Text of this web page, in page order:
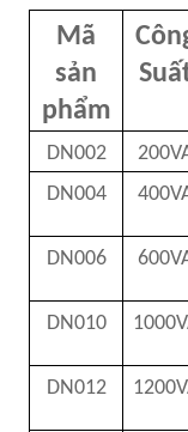
Mã
sản
phẩm
DN002
DN004
DN006
DN010
DN012